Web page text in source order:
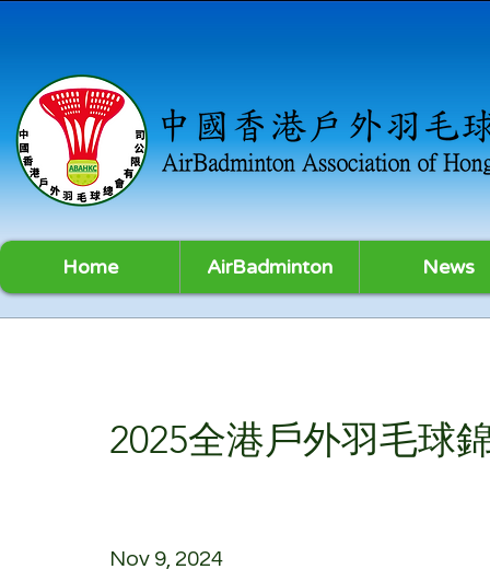
Home AirBadminton News
2025全港戶外羽毛球
Nov 9, 2024